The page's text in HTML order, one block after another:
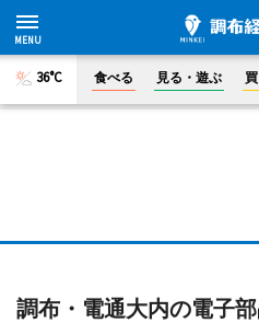
36°C 食べる 見る・遊ぶ
調布・電通大内の電子